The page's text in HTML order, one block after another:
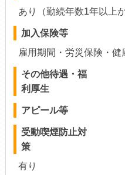
あり（勤続年数1年以上
加入保険等
雇用期間・労災保険・
その他待遇・福
利厚生
アピール等
受動喫煙防止対
策
有り